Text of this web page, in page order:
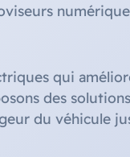
qui
des solutions
du véhicule